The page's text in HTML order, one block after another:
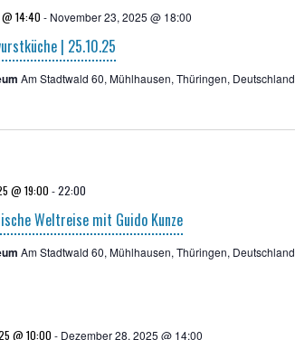
| 25.10.25
14:40 - November 23, 2025 @ 18:00
Am Stadtwald 60, Mühlhausen, Thüringen, Deutschland
Welt­rei­se mit Gui­do Kunze
@ 19:00 -22:00
Am Stadtwald 60, Mühlhausen, Thüringen, Deutschland
@ 10:00 - Dezember 28, 2025 @ 14:00